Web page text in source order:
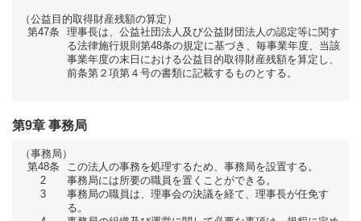
（公益目的取得財産残額の算定）
第47条
理事長は、公益社団法人及び公益財団法人の認定等に関す
る法律施行規則第48条の規定に基づき、毎事業年度、当該
事業年度の末日における公益目的取得財産残額を算定し、
前条第２項第４号の書類に記載するものとする。
第9章 事務局
（事務局）
第48条
この法人の事務を処理するため、事務局を設置する。
2
事務局には所要の職員を置くことができる。
3
事務局の職員は、理事会の決議を経て、理事長が任免す
る。